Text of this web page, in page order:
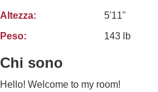
Altezza:
5'11"
Peso:
143 lb
Chi sono
Hello! Welcome to my room!